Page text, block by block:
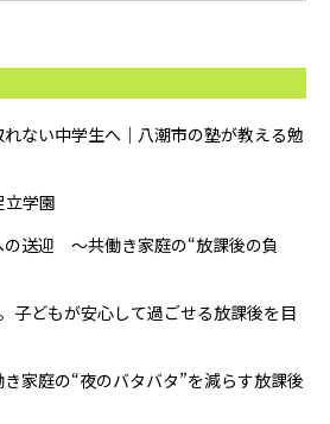
ない中学生へ｜八潮市の塾が教える勉
立学園
の送迎 ～共働き家庭の“放課後の負
子どもが安心して過ごせる放課後を目
家庭の“夜のバタバタ”を減らす放課後